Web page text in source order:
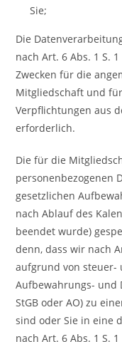
Sie;
Die
nach Art. 6 Abs. 1 S.
Zwecken für die
Mitgliedschaft und
Verpflichtungen aus
erforderlich.
Die für die
personenbezogenen
gesetzlichen
nach Ablauf des
beendet wurde)
denn, dass wir nach
aufgrund von steuer-
Aufbewahrungs- und
StGB oder AO) zu
sind oder Sie in eine
nach Art. 6 Abs. 1 S.